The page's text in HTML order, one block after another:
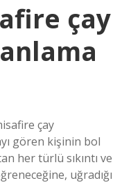
çay
çay
gören kişinin bol
her türlü sıkıntı ve
uğradığı